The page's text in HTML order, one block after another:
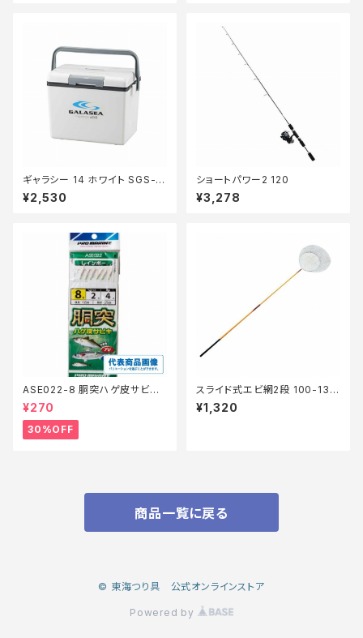
ギャラシー 14 ホワイト SGS-1
4WH
¥2,530
ショートパワー2 120
¥3,278
ASE022-8 胴突ハゲ皮サビキ
8【特価仕掛】【30】
¥270
30%OFF
スライド式エビ網2段 100-135
cm
¥1,320
商品一覧に戻る
© 東海つり具 公式オンラインストア
Powered by